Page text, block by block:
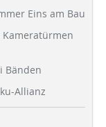
Eins am Bau
Bänden
Allianz